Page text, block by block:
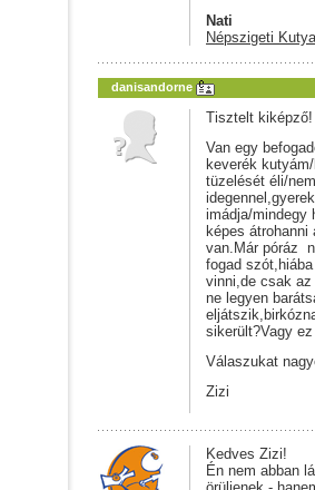
Nati
Népszigeti
danisandorne
Tisztelt kiképző!
Van egy
keverék
tüzelését éli/
imádja/mindegy
képes
van.Már póráz
fogad
vinni,de csak
ne legyen
sikerült?Vagy
Válaszukat
Zizi
Kedves Zizi!
Én nem abban